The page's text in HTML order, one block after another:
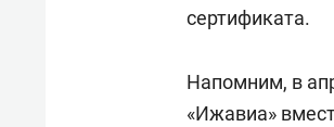
сертификата.
Напомним, в
«Ижавиа»